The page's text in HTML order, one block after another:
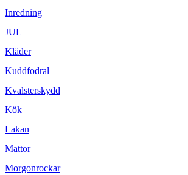
Inredning
JUL
Kläder
Kuddfodral
Kvalsterskydd
Kök
Lakan
Mattor
Morgonrockar